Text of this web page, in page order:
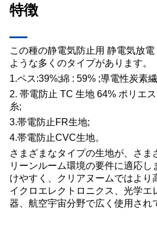
特徴
この種の静電気防止用 静電気放
ような多くのタイプがあります。
1.ペス:39%;綿 : 59% ;導電性炭素
2. 帯電防止 TC 生地 64% ポリエ
糸;
3.帯電防止FR生地;
4.帯電防止CVC生地。
さまざまなタイプの生地が、さま
リーンルーム環境の要件に適応し
けやすく、クリアヌームではより
イクロエレクトロニクス、光学エ
器、航空宇宙分野で広く使用され